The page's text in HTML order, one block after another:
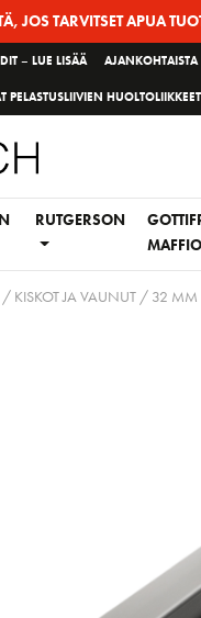
JOS TARVITSET APUA
– LUE LISÄÄ AJANKOHTAISTA
PELASTUSLIIVIEN HUOLTOLIIKKEET
RUTGERSON
/ KISKOT JA VAUNUT/ 32 MM